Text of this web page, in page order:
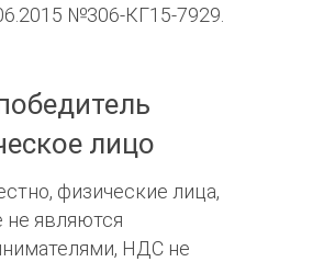
№306-КГ15-7929.
лицо
физические лица,
не являются
НДС не